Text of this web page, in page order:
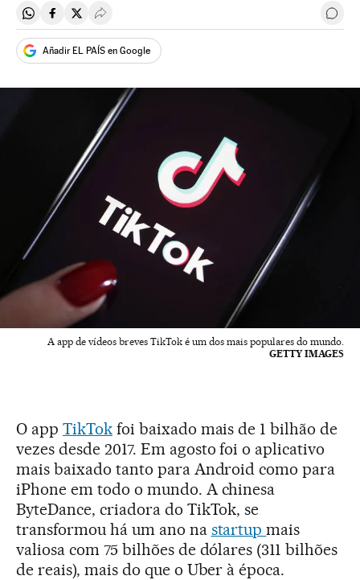
Compartir en Whatsapp
Compartir en Facebook
Compartir en Twitter
Desplegar Redes Sociales
Añadir EL PAÍS en Google
A app de vídeos breves TikTok é um dos mais populares do mundo.
GETTY IMAGES
O app TikTokfoi baixado mais de 1 bilhão de
vezes desde 2017. Em agosto foi o aplicativo
mais baixado tanto para Android como para
iPhone em todo o mundo. A chinesa
ByteDance, criadora do TikTok, se
transformou há um ano na startupmais
valiosa com 75 bilhões de dólares (311 bilhões
de reais), mais do que o Uber à época.